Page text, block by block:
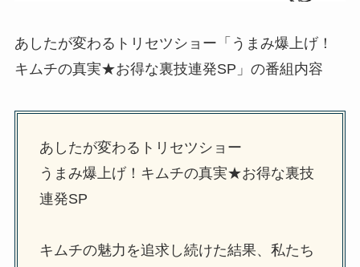
あしたが変わるトリセツショー「うまみ爆上げ！
キムチの真実★お得な裏技連発SP」の番組内容
あしたが変わるトリセツショー
うまみ爆上げ！キムチの真実★お得な裏技
連発SP
キムチの魅力を追求し続けた結果、私たち